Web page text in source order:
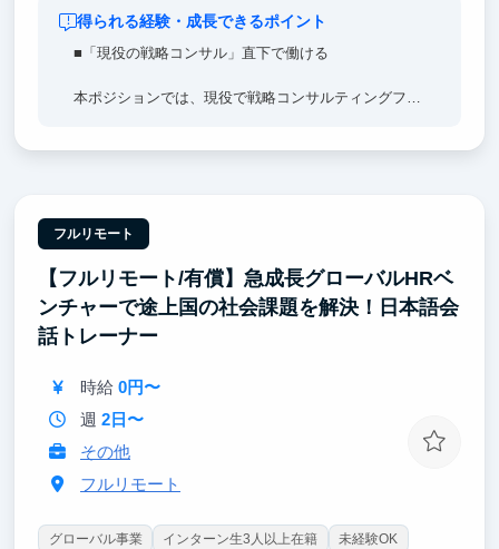
得られる経験・成長できるポイント
■「現役の戦略コンサル」直下で働ける
本ポジションでは、現役で戦略コンサルティングファ
「どこに問いを立て、どう構造化し、どう検証して意
思決定するか」を、隣で見て・任されながら学べる環
境です。
■「最新のAIを活用した仕事術」を学べる
す。
リサーチ・資料作成・検証のサイクルを、AIと共創し
ながら圧倒的なスピードで回します。
「これからの時代の仕事の進め方」そのものを、実務
フルリモート
【フルリモート/有償】急成長グローバルHRベ
ンチャーで途上国の社会課題を解決！日本語会
話トレーナー
時給 0円〜
週 2日〜
その他
フルリモート
グローバル事業 インターン生3人以上在籍
未経験OK